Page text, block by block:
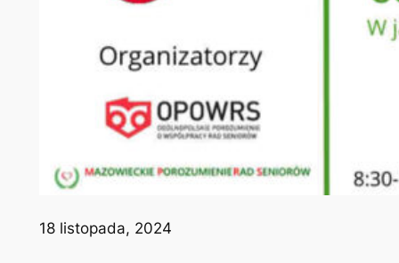
18 listopada, 2024